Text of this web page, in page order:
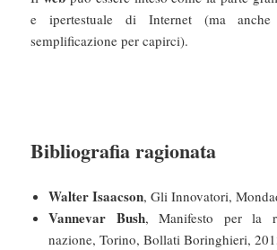
e ipertestuale di Internet (ma
semplificazione per capirci).
Bibliografia ragionata
Walter Isaacson, Gli Innovatori,
Vannevar Bush, Manifesto per la
nazione, Torino, Bollati Boringhieri,